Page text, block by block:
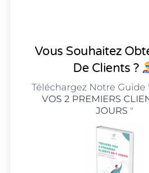
Vous Souhaitez
De Clients ?
Téléchargez Notre Guide
VOS 2 PREMIERS
JOURS"